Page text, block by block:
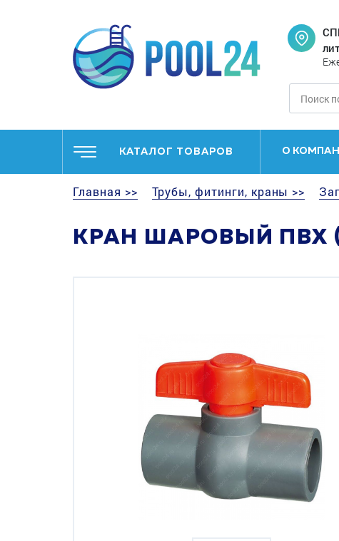
КАТАЛОГ ТОВАРОВ О
Главная >> Трубы, фитинги, краны >>
КРАН ШАРОВЫЙ ПВХ